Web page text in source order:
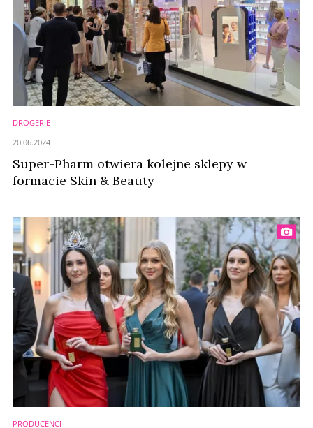
DROGERIE
Super-Pharm otwiera kolejne sklepy w
formacie Skin & Beauty
20.06.2024
PRODUCENCI